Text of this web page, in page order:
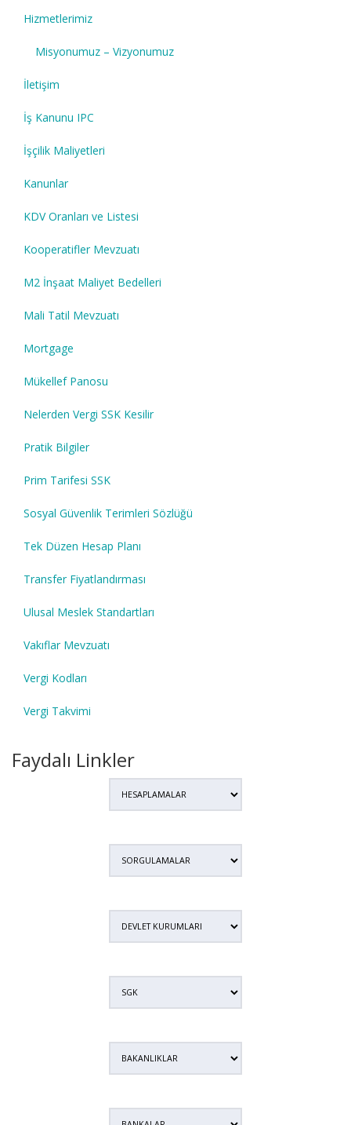
Hizmetlerimiz
Misyonumuz – Vizyonumuz
İletişim
İş Kanunu IPC
İşçilik Maliyetleri
Kanunlar
KDV Oranları ve Listesi
Kooperatifler Mevzuatı
M2 İnşaat Maliyet Bedelleri
Mali Tatil Mevzuatı
Mortgage
Mükellef Panosu
Nelerden Vergi SSK Kesilir
Pratik Bilgiler
Prim Tarifesi SSK
Sosyal Güvenlik Terimleri Sözlüğü
Tek Düzen Hesap Planı
Transfer Fiyatlandırması
Ulusal Meslek Standartları
Vakıflar Mevzuatı
Vergi Kodları
Vergi Takvimi
Faydalı Linkler